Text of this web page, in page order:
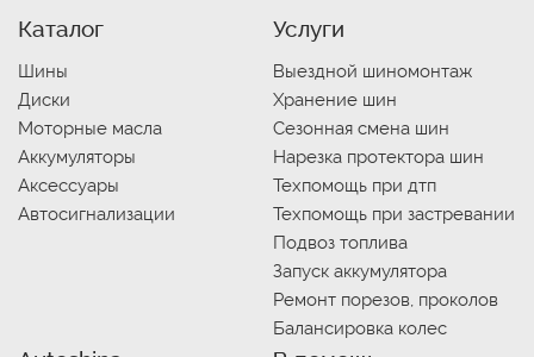
Каталог
Шины
Диски
Моторные масла
Аккумуляторы
Аксессуары
Автосигнализации
Услуги
Выездной шиномонтаж
Хранение шин
Сезонная смена шин
Нарезка протектора шин
Техпомощь при дтп
Техпомощь при застревании
Подвоз топлива
Запуск аккумулятора
Ремонт порезов, проколов
Балансировка колес